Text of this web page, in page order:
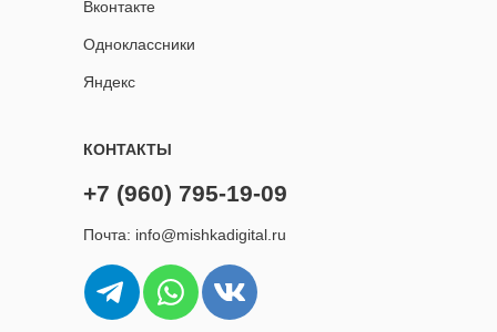
Вконтакте
Одноклассники
Почта: info@mishkadigital.ru
Яндекс
КОНТАКТЫ
+7 (960) 795-19-09